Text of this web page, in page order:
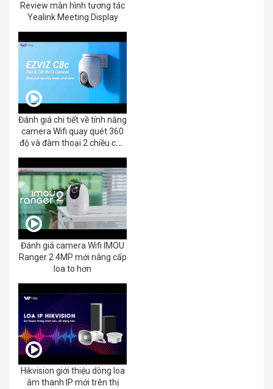
Review màn hình tương tác
Yealink Meeting Display
Đánh giá chi tiết về tính năng
camera Wifi quay quét 360
độ và đàm thoại 2 chiều của
Đánh giá camera Wifi IMOU
Ranger 2 4MP mới nâng cấp
loa to hơn
Hikvision giới thiệu dòng loa
âm thanh IP mới trên thị